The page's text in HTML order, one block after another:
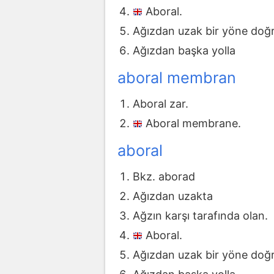
Aboral.
Ağızdan uzak bir yöne
Ağızdan başka yolla
aboral membran
Aboral zar.
Aboral membrane.
aboral
Bkz. aborad
Ağızdan uzakta
Ağzın karşı tarafında olan.
Aboral.
Ağızdan uzak bir yöne